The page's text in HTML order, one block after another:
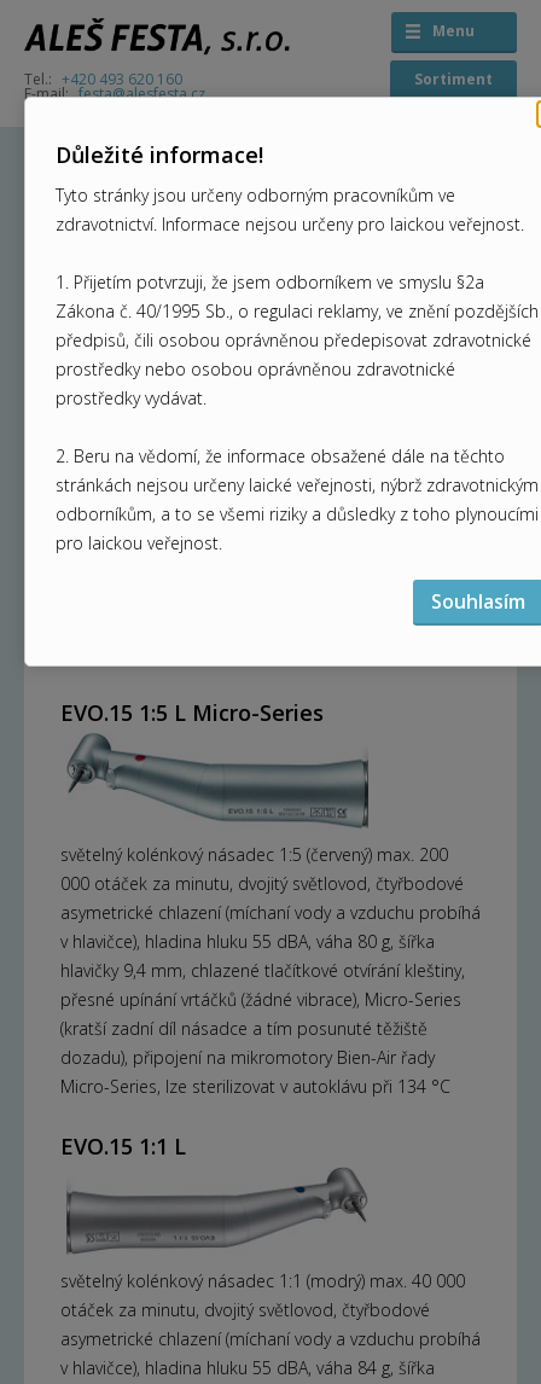
Bien Air Násadce
EVO.15 1:5 L
světelný kolénkový násadec 1:5 (červený) max. 200
000 otáček za minutu, dvojitý světlovod, čtyřbodové
asymetrické chlazení (míchaní vody a vzduchu probíhá
v hlavičce), hladina hluku 55 dBA, váha 88 g, šířka
přesné upínání vrtáčků (žádné vibrace), připojení na
klasický světelný mikromotor ISO 3694 a Bien-Air řady
EVO.15 1:5 L Micro-Series
světelný kolénkový násadec 1:5 (červený) max. 200
000 otáček za minutu, dvojitý světlovod, čtyřbodové
asymetrické chlazení (míchaní vody a vzduchu probíhá
v hlavičce), hladina hluku 55 dBA, váha 80 g, šířka
hlavičky 9,4 mm, chlazené tlačítkové otvírání kleštiny,
přesné upínání vrtáčků (žádné vibrace), Micro-Series
(kratší zadní díl násadce a tím posunuté těžiště
dozadu), připojení na mikromotory Bien-Air řady
Micro-Series, lze sterilizovat v autoklávu při 134 °C
EVO.15 1:1 L
světelný kolénkový násadec 1:1 (modrý) max. 40 000
otáček za minutu, dvojitý světlovod, čtyřbodové
asymetrické chlazení (míchaní vody a vzduchu probíhá
v hlavičce), hladina hluku 55 dBA, váha 84 g, šířka
+420 493 620 160
festa@alesfesta.cz
Sortiment
Menu
Důležité informace!
Tyto stránky jsou určeny odborným pracovníkům ve
zdravotnictví. Informace nejsou určeny pro laickou veřejnost.
1. Přijetím potvrzuji, že jsem odborníkem ve smyslu §2a
Zákona č. 40/1995 Sb., o regulaci reklamy, ve znění pozdějších
předpisů, čili osobou oprávněnou předepisovat zdravotnické
prostředky nebo osobou oprávněnou zdravotnické
prostředky vydávat.
2. Beru na vědomí, že informace obsažené dále na těchto
stránkách nejsou určeny laické veřejnosti, nýbrž zdravotnickým
odborníkům, a to se všemi riziky a důsledky z toho plynoucími
pro laickou veřejnost.
Souhlasím